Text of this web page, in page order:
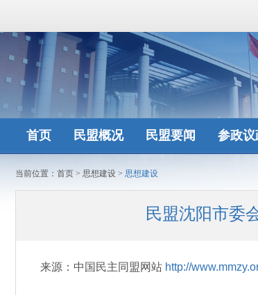
首页 民盟概况 民盟要闻 参政议
当前位置： 首页 > 思想建设 > 思想建设
民盟沈阳市委
来源：中国民主同盟网站 http://